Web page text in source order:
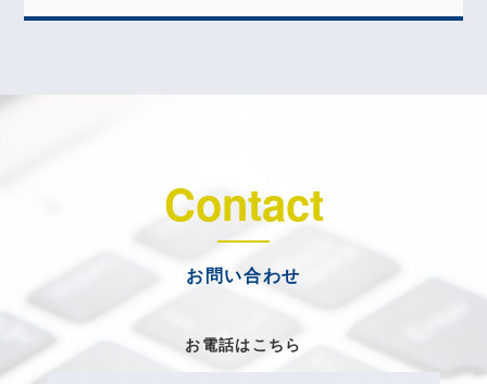
Contact
お問い合わせ
お電話はこちら